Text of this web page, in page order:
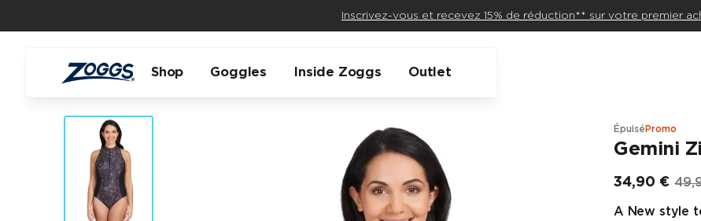
Inscrivez-vous et recevez 15% de réduction** sur votre premier
Shop Goggles Inside Zoggs Outlet
Épuisé Promo
Gemini
34,90 €
Prix final
A New style